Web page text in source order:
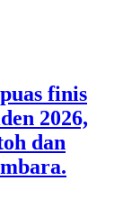
finis
2026,
dan